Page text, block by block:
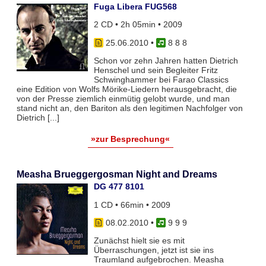
Fuga Libera FUG568
2 CD • 2h 05min • 2009
25.06.2010•
8 8 8
Schon vor zehn Jahren hatten Dietrich
Henschel und sein Begleiter Fritz
Schwinghammer bei Farao Classics
eine Edition von Wolfs Mörike-Liedern herausgebracht, die
von der Presse ziemlich einmütig gelobt wurde, und man
stand nicht an, den Bariton als den legitimen Nachfolger von
Dietrich [...]
»zur Besprechung«
Measha Brueggergosman Night and Dreams
DG 477 8101
1 CD • 66min • 2009
08.02.2010•
9 9 9
Zunächst hielt sie es mit
Überraschungen, jetzt ist sie ins
Traumland aufgebrochen. Measha